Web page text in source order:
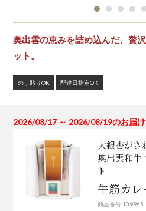
奥出雲の恵みを詰め込んだ、贅
ット。
のし貼りOK 配達日指定OK
2026/08/17 ～ 2026/08/19のお届け
大銀杏がさ
奥出雲和牛
ト
牛筋カ
商品番号 109965